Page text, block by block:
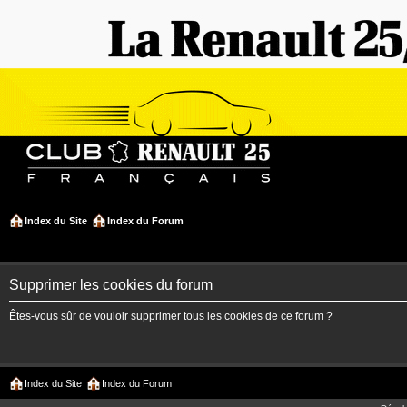
Index du Site Index du Forum
Supprimer les cookies du forum
Êtes-vous sûr de vouloir supprimer tous les cookies de ce forum ?
Index du Site Index du Forum